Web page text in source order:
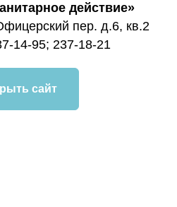
действие»
пер. д.6, кв.2
14-95; 237-18-21
сайт